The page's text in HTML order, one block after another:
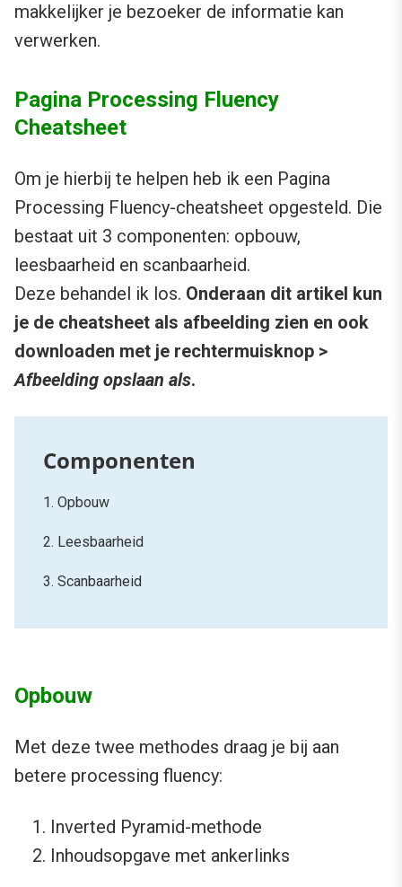
makkelijker je bezoeker de informatie kan
verwerken.
Pagina Processing Fluency
Cheatsheet
Om je hierbij te helpen heb ik een Pagina
Processing Fluency-cheatsheet opgesteld. Die
bestaat uit 3 componenten: opbouw,
leesbaarheid en scanbaarheid.
Deze behandel ik los. Onderaan dit artikel kun
je de cheatsheet als afbeelding zien en ook
downloaden met je rechtermuisknop >
Afbeelding opslaan als.
1. Opbouw
2. Leesbaarheid
3. Scanbaarheid
Opbouw
Met deze twee methodes draag je bij aan
betere processing fluency:
Inverted Pyramid-methode
Inhoudsopgave met ankerlinks